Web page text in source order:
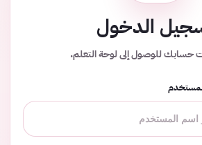
الدخول
حسابك للوصول إلى لوحة التعلم.
المستخدم